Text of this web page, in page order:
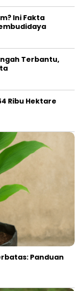
Ini Fakta
Terbantu,
Ribu Hektare
Panduan